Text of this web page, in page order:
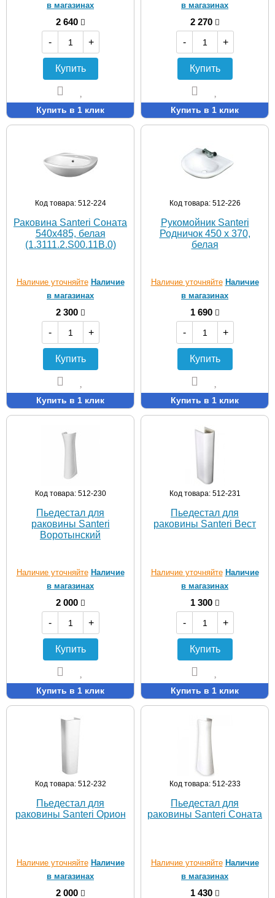
в магазинах
2 640
-
+
Купить
Купить в 1 клик
в магазинах
2 270
-
+
Купить
Купить в 1 клик
Код товара: 512-224
Раковина Santeri Соната
540х485, белая
(1.3111.2.S00.11B.0)
Наличие уточняйте Наличие
в магазинах
2 300
-
+
Купить
Купить в 1 клик
Код товара: 512-226
Рукомойник Santeri
Родничок 450 х 370,
белая
Наличие уточняйте Наличие
в магазинах
1 690
-
+
Купить
Купить в 1 клик
Код товара: 512-230
Пьедестал для
раковины Santeri
Воротынский
Наличие уточняйте Наличие
в магазинах
2 000
-
+
Купить
Купить в 1 клик
Код товара: 512-231
Пьедестал для
раковины Santeri Вест
Наличие уточняйте Наличие
в магазинах
1 300
-
+
Купить
Купить в 1 клик
Код товара: 512-232
Пьедестал для
раковины Santeri Орион
Наличие уточняйте Наличие
в магазинах
2 000
Код товара: 512-233
Пьедестал для
раковины Santeri Соната
Наличие уточняйте Наличие
в магазинах
1 430